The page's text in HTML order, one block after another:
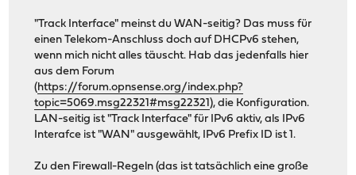
"Track Interface" meinst du WAN-seitig? Das muss für
einen Telekom-Anschluss doch auf DHCPv6 stehen,
wenn mich nicht alles täuscht. Hab das jedenfalls hier
aus dem Forum
(https://forum.opnsense.org/index.php?
topic=5069.msg22321#msg22321), die Konfiguration.
LAN-seitig ist "Track Interface" für IPv6 aktiv, als IPv6
Interafce ist "WAN" ausgewählt, IPv6 Prefix ID ist 1.
Zu den Firewall-Regeln (das ist tatsächlich eine große